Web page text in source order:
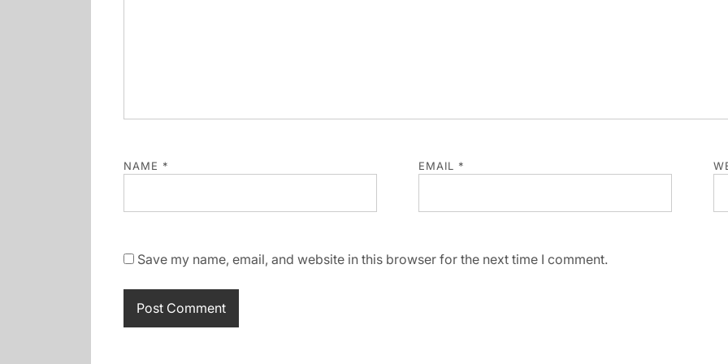
NAME * EMAIL *
Save my name, email, and website in this browser for the next time I comment.